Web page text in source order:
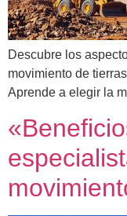
Descubre los
movimiento de
Aprende a elegir la